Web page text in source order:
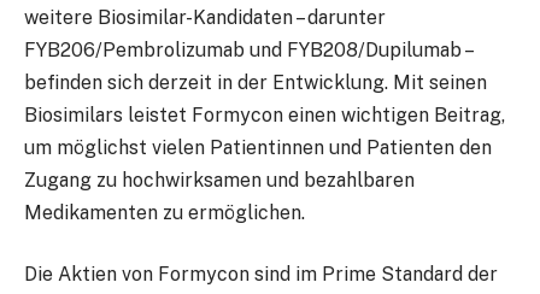
weitere Biosimilar-Kandidaten – darunter
FYB206/Pembrolizumab und FYB208/Dupilumab –
befinden sich derzeit in der Entwicklung. Mit seinen
Biosimilars leistet Formycon einen wichtigen Beitrag,
um möglichst vielen Patientinnen und Patienten den
Zugang zu hochwirksamen und bezahlbaren
Medikamenten zu ermöglichen.
Die Aktien von Formycon sind im Prime Standard der